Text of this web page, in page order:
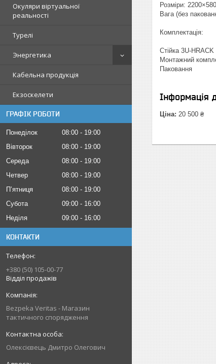
Окуляри віртуальної
реальності
Турелі
Энергетика
Кабельна продукція
Екзоскелети
ГРАФІК РОБОТИ
Понеділок 08:00
19:00
Вівторок
08:00
19:00
Середа
08:00
19:00
Четвер
08:00
19:00
Пʼятниця
08:00
19:00
Субота
09:00
16:00
Неділя
09:00 16:00
КОНТАКТИ
+380 (50) 105-00-77
Відділ продажів
Bezpeka Veritas - Магазин
тактичного спорядження
Олексієвець Дмитро Олегович
Розміри:
Вага (без
Комплектація:
Стійка 3U-
Монтажний
Паковання
Інформація
Ціна: 20 500 ₴